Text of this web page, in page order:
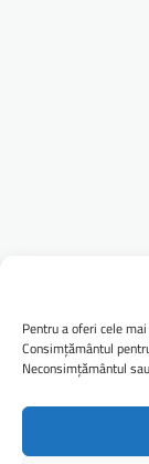
Pentru a oferi cele
Consimțământul
Neconsimțământul